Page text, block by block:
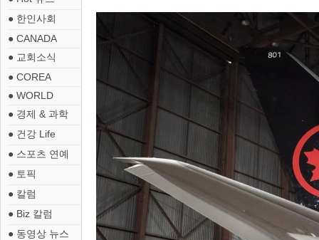
● 한인사회
● CANADA
● 교회소식
● COREA
● WORLD
● 경제 & 과학
● 건강 Life
● 스포츠 연예
● 토픽
● 칼럼
● Biz 칼럼
● 동영상 뉴스